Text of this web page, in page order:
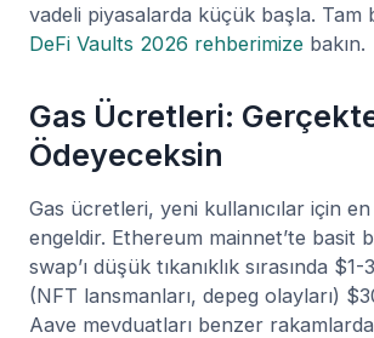
vadeli piyasalarda küçük başla. Tam
DeFi Vaults 2026 rehberimize bakın.
Gas Ücretleri:
Ödeyeceksin
Gas ücretleri, yeni kullanıcılar için
engeldir. Ethereum mainnet’te basit
swap’ı düşük tıkanıklık sırasında
(NFT lansmanları, depeg olayları)
Aave mevduatları benzer rakamlarda